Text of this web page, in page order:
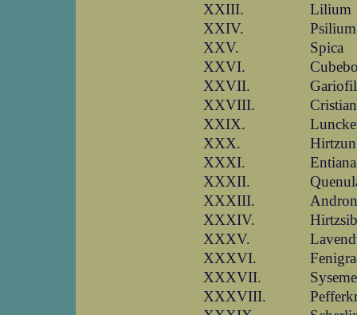
XXIII.
Lilium
XXIV.
Psilium
XXV.
Spica
XXVI.
XXVII.
XXVIII.
XXIX.
XXX.
XXXI.
Entiana
XXXII.
XXXIII.
Andron
XXXIV.
XXXV.
XXXVI.
XXXVII.
XXXVIII.